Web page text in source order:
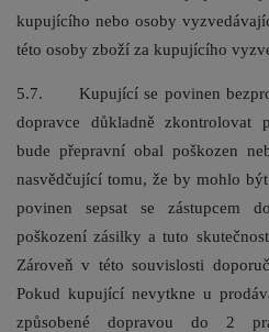
kupujícího nebo osoby
této osoby zboží za kupujícího
5.7. Kupující se povinen
dopravce důkladně zkontrolovat
bude přepravní obal poškozen
nasvědčující tomu, že by mohlo
povinen sepsat se zástupcem
poškození zásilky a tuto
Zároveň v této souvislosti
Pokud kupující nevytkne u
způsobené dopravou do 2